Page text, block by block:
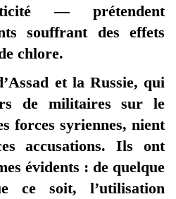
— prétendent
souffrant des effets
chlore.
et la Russie, qui
de militaires sur le
forces syriennes, nient
accusations. Ils ont
évidents : de quelque
ce soit, l’utilisation